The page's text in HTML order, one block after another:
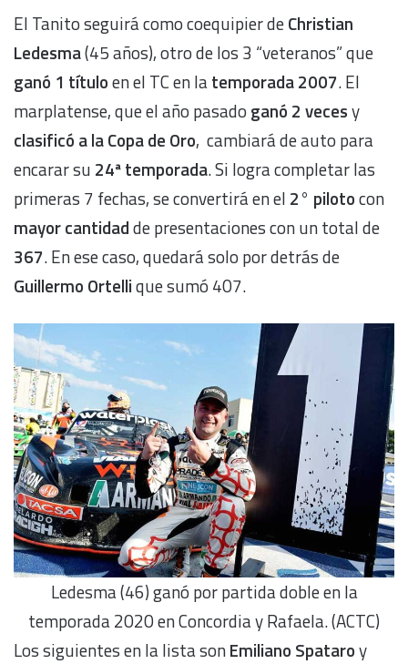
El Tanito seguirá como coequipier deChristian
Ledesma(45 años), otro de los 3 “veteranos” que
ganó 1 títuloen el TC en latemporada 2007. El
marplatense, que el año pasado ganó 2 vecesy
clasificó a la Copa de Oro, cambiará de auto para
encarar su 24ª temporada. Si logra completar las
primeras 7 fechas, se convertirá en el 2° pilotocon
mayor cantidadde presentaciones con un total de
367. En ese caso, quedará solo por detrás de
Guillermo Ortellique sumó 407.
Ledesma (46) ganó por partida doble en la
temporada 2020 en Concordia y Rafaela. (ACTC)
Los siguientes en la lista sonEmiliano Spataroy